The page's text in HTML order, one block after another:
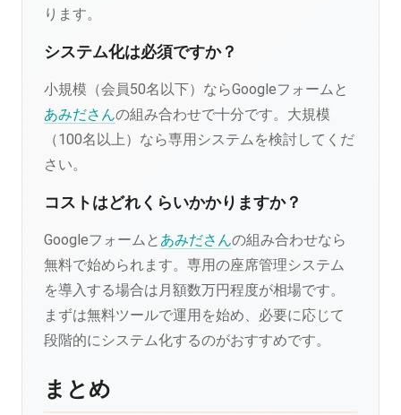
ります。
システム化は必須ですか？
小規模（会員50名以下）ならGoogleフォームと
あみださんの組み合わせで十分です。大規模
（100名以上）なら専用システムを検討してくだ
さい。
コストはどれくらいかかりますか？
Googleフォームと あみださんの組み合わせなら
無料で始められます。専用の座席管理システム
を導入する場合は月額数万円程度が相場です。
まずは無料ツールで運用を始め、必要に応じて
段階的にシステム化するのがおすすめです。
まとめ